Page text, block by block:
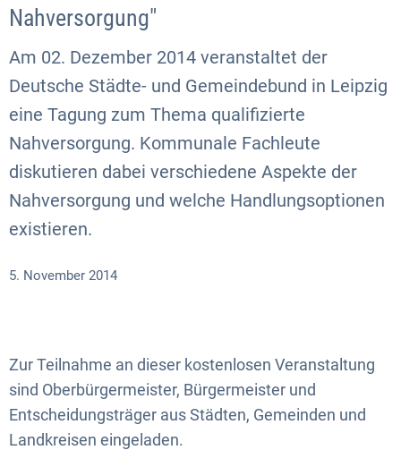
Nahversorgung"
Am 02. Dezember 2014 veranstaltet der
Deutsche Städte- und Gemeindebund in Leipzig
eine Tagung zum Thema qualifizierte
Nahversorgung. Kommunale Fachleute
diskutieren dabei verschiedene Aspekte der
Nahversorgung und welche Handlungsoptionen
existieren.
5. November 2014
Zur Teilnahme an dieser kostenlosen Veranstaltung
sind Oberbürgermeister, Bürgermeister und
Entscheidungsträger aus Städten, Gemeinden und
Landkreisen eingeladen.